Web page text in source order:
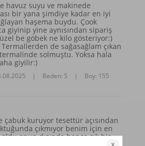
havuz suyu ve makinede
bir yana şimdiye kadar en iyi
haşema buydu. Çook
giyinip yine aynısından sipariş
be göbek ne kilo gösteriyor:)
de sağasağlam çıkan
solmuştu. Yoksa hala
giyilir:)
| Beden: S |
Boy: 155
çabuk kuruyor tesettür açısından
çıkmıyor benim için en
onun dışında bence şık bir